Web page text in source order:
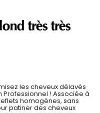
très très
les cheveux délavés
! Associée à
homogènes, sans
patiner des cheveux